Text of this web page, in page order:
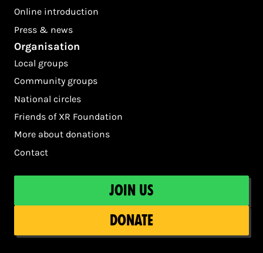
Online introduction
Press & news
Organisation
Local groups
Community groups
National circles
Friends of XR Foundation
More about donations
Contact
Join us
Donate